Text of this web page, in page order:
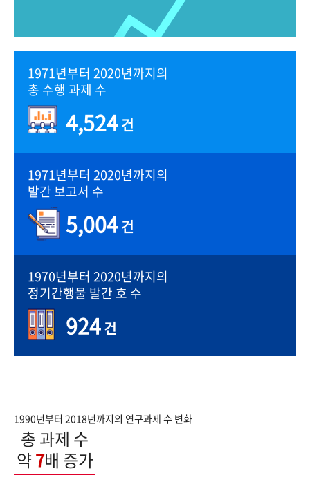
1971년부터 2020년까지의
총 수행 과제 수
4,524건
1971년부터 2020년까지의
발간 보고서 수
5,004건
1970년부터 2020년까지의
정기간행물 발간 호 수
924건
1990년부터 2018년까지의 연구과제 수 변화
총 과제 수
약7배 증가